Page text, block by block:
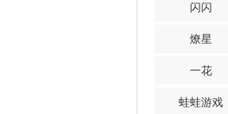
闪闪
燎星
一花
蛙蛙游戏